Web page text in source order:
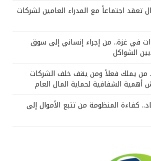
اجتماعاً مع المدراء العامين لشركات
في غزة.. من إجراء إنساني إلى سوق
الشواكل
من يملك فعلاً ومن يقف خلف الشركات
أهمية الشفافية لحماية المال العام
كفاءة المنظومة من تتبع الأموال إلى